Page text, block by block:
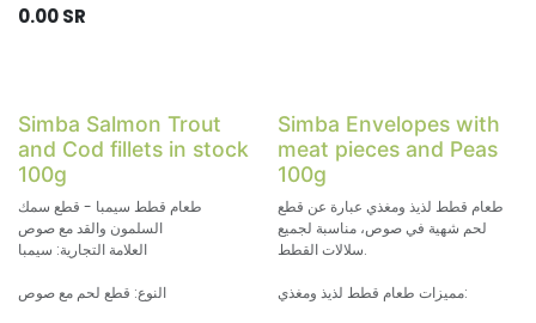
0.00SR
Simba Salmon Trout
and Cod fillets in stock
100g
طعام قطط سيمبا - قطع سمك
العلامة التجارية: سيمبا
النوع: قطع لحم مع صوص
Simba Envelopes with
meat pieces and Peas
100g
طعام قطط لذيذ ومغذي عبارة عن قطع
لحم شهية في صوص، مناسبة لجميع
سلالات القطط.
مميزات طعام قطط لذيذ ومغذي: